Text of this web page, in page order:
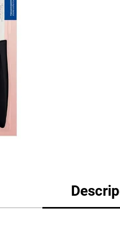
Mantequilla